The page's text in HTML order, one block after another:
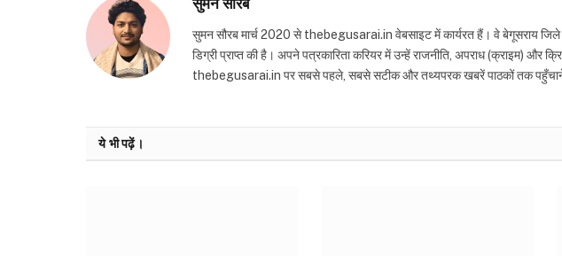
सुमन सौरब मार्च 2020 से thebegusarai.in वेबसाइट में कार्यरत हैं। वे बेगूसराय
डिग्री प्राप्त की है। अपने पत्रकारिता करियर में उन्हें राजनीति, अपराध (क्राइम)
thebegusarai.in पर सबसे पहले, सबसे सटीक और तथ्यपरक खबरें पाठकों तक पहुँचाने
ये भी पढ़ें।